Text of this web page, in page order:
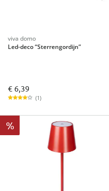
viva domo
Led-deco “Sterrengordijn”
€ 6,39
(1)
%